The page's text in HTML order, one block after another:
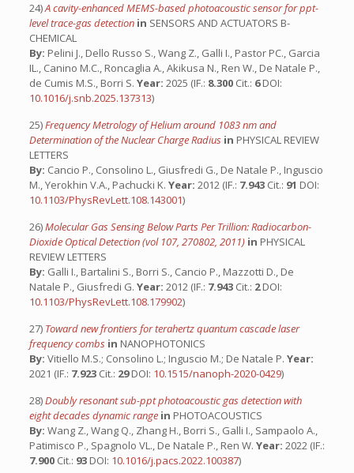
24)A cavity-enhanced MEMS-based photoacoustic sensor for ppt-
level trace-gas detection in SENSORS AND ACTUATORS B-
CHEMICAL
By: Pelini J., Dello Russo S., Wang Z., Galli I., Pastor PC., Garcia
IL., Canino M.C., Roncaglia A., Akikusa N., Ren W., De Natale P.,
de Cumis M.S., Borri S. Year: 2025 (IF.: 8.300 Cit.: 6DOI:
10.1016/j.snb.2025.137313)
25)Frequency Metrology of Helium around 1083 nm and
Determination of the Nuclear Charge Radius in PHYSICAL REVIEW
LETTERS
By: Cancio P., Consolino L., Giusfredi G., De Natale P., Inguscio
M., Yerokhin V.A., Pachucki K. Year: 2012 (IF.: 7.943 Cit.: 91 DOI:
10.1103/PhysRevLett.108.143001)
26)Molecular Gas Sensing Below Parts Per Trillion: Radiocarbon-
Dioxide Optical Detection (vol 107, 270802, 2011) in PHYSICAL
REVIEW LETTERS
By: Galli I., Bartalini S., Borri S., Cancio P., Mazzotti D., De
Natale P., Giusfredi G. Year: 2012 (IF.: 7.943 Cit.: 2DOI:
10.1103/PhysRevLett.108.179902)
27) Toward new frontiers for terahertz quantum cascade laser
frequency combs in NANOPHOTONICS
By: Vitiello M.S.; Consolino L.; Inguscio M.; De Natale P. Year:
2021 (IF.: 7.923 Cit.: 29DOI: 10.1515/nanoph-2020-0429)
28)Doubly resonant sub-ppt photoacoustic gas detection with
eight decades dynamic range in PHOTOACOUSTICS
By: Wang Z., Wang Q., Zhang H., Borri S., Galli I., Sampaolo A.,
Patimisco P., Spagnolo VL., De Natale P., Ren W. Year: 2022 (IF.:
7.900 Cit.: 93 DOI: 10.1016/j.pacs.2022.100387)